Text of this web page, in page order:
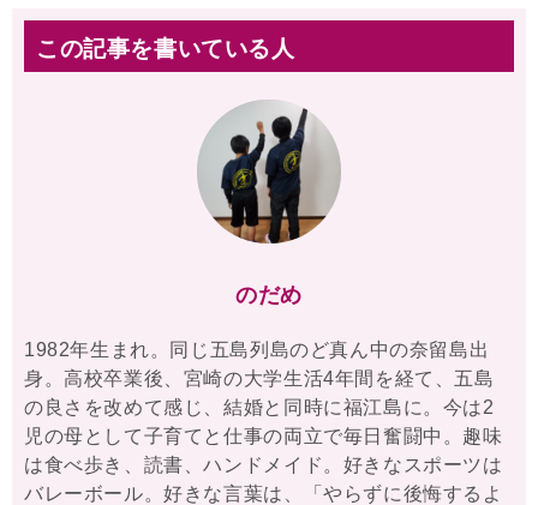
この記事を書いている人
のだめ
1982年生まれ。同じ五島列島のど真ん中の奈留島出
身。高校卒業後、宮崎の大学生活4年間を経て、五島
の良さを改めて感じ、結婚と同時に福江島に。今は2
児の母として子育てと仕事の両立で毎日奮闘中。趣味
は食べ歩き、読書、ハンドメイド。好きなスポーツは
バレーボール。好きな言葉は、「やらずに後悔するよ